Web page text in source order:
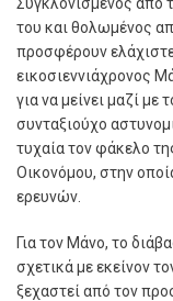
του και θολωµένος
προσφέρουν
εικοσιεννιάχρονος
για να µείνει µαζί
συνταξιούχο
τυχαία τον φάκελο
Οικονόµου, στην
ερευνών.
Για τον Μάνο, το
σχετικά µε εκείνον
ξεχαστεί από τον